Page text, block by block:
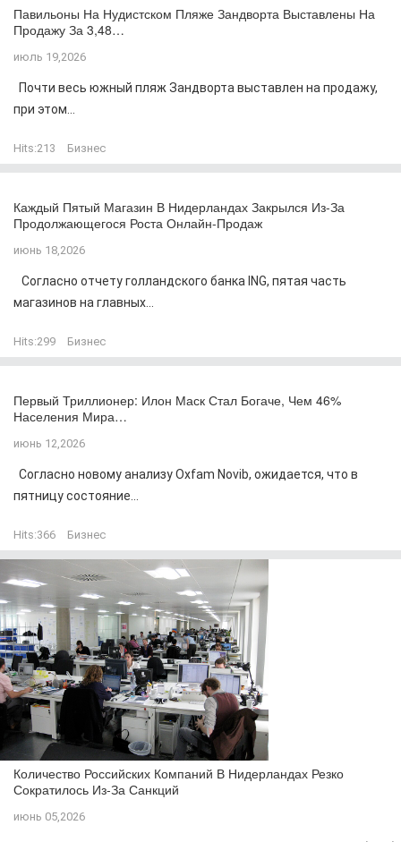
Павильоны На Нудистском Пляже Зандворта Выставлены На
Продажу За 3,48…
июль 19,2026
Почти весь южный пляж Зандворта выставлен на продажу,
при этом...
Hits:213 Бизнес
Каждый Пятый Магазин В Нидерландах Закрылся Из-За
Продолжающегося Роста Онлайн-Продаж
июнь 18,2026
Согласно отчету голландского банка ING, пятая часть
магазинов на главных...
Hits:299 Бизнес
Первый Триллионер: Илон Маск Стал Богаче, Чем 46%
Населения Мира…
июнь 12,2026
Согласно новому анализу Oxfam Novib, ожидается, что в
пятницу состояние...
Hits:366 Бизнес
Количество Российских Компаний В Нидерландах Резко
Сократилось Из-За Санкций
июнь 05,2026